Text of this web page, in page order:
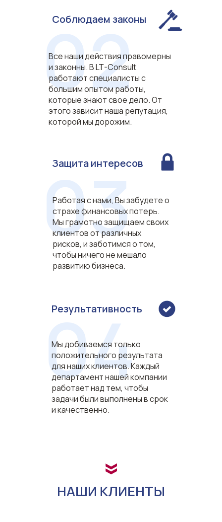
Соблюдаем законы
Защита интересов
Результативность
02
03
04
Все наши действия правомерны
и законны. В LT-Consult
работают специалисты с
большим опытом работы,
которые знают свое дело. От
этого зависит наша репутация,
которой мы дорожим.
Работая с нами, Вы забудете о
страхе финансовых потерь.
Мы грамотно защищаем своих
клиентов от различных
рисков, и заботимся о том,
чтобы ничего не мешало
развитию бизнеса.
Мы добиваемся только
положительного результата
для наших клиентов. Каждый
департамент нашей компании
работает над тем, чтобы
задачи были выполнены в срок
и качественно.
НАШИ КЛИЕНТЫ
г. Новосибирск, Октябрьская